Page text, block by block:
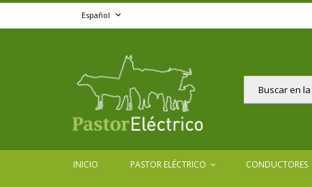
Lenguaje
Español
Buscar
INICIO PASTOR ELÉCTRICO CONDUCTORES